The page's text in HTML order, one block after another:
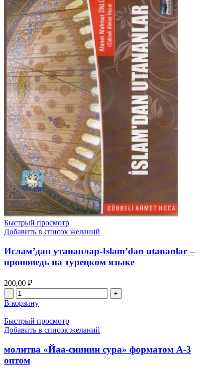
Быстрый просмотр
Добавить в список желаний
Ислам’дан утананлар-Islam’dan utananlar –
проповедь на турецком языке
200,00 ₽
Количество
товара
Ислам’дан
утананлар-
Islam’dan
проповедь
на
В корзину
Быстрый просмотр
Добавить в список желаний
молитва «Йаа-сиииин сура» форматом А-3
оптом